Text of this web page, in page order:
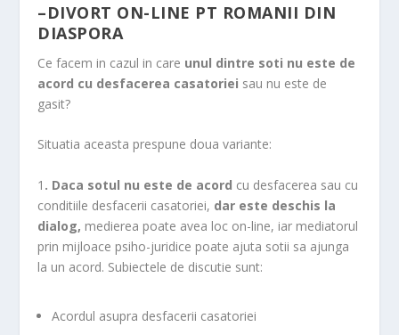
–DIVORT ON-LINE PT ROMANII DIN
DIASPORA
Ce facem in cazul in care unul dintre soti nu este de
acord cu desfacerea casatoriei sau nu este de
gasit?
Situatia aceasta prespune doua variante:
1 . Daca sotul nu este de acord cu desfacerea sau cu
conditiile desfacerii casatoriei, dar este deschis la
dialog, medierea poate avea loc on-line, iar mediatorul
prin mijloace psiho-juridice poate ajuta sotii sa ajunga
la un acord. Subiectele de discutie sunt:
Acordul asupra desfacerii casatoriei